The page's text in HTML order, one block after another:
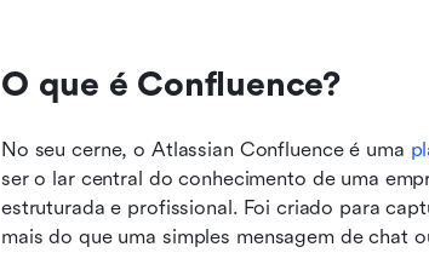
O que é Confluence?
No seu cerne, o Atlassian Confluence é uma
ser o lar central do conhecimento de uma
estruturada e profissional. Foi criado para
mais do que uma simples mensagem de chat